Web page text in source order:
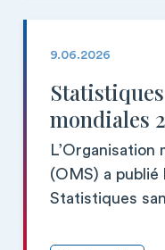
9.06.2026
mondiales
L’Organisation
(OMS) a publié
Statistiques